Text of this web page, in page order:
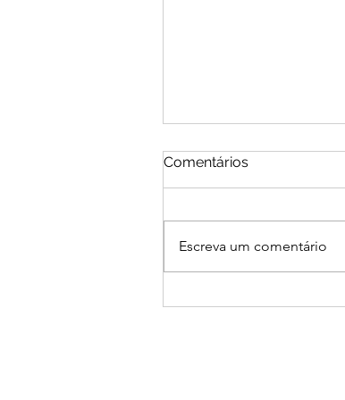
Comentários
Escreva um comentário